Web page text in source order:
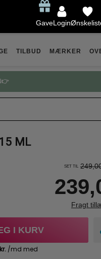
GaveLogin
TILBUD MÆRKER
ML
SET TIL
Fragt
I KURV